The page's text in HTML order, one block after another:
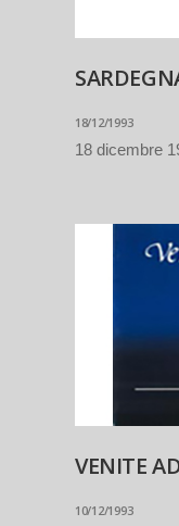
18/12/1993
18 dicembre
VENITE
10/12/1993